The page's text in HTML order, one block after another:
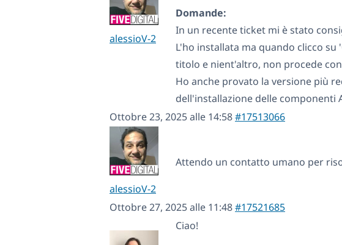
alessioV-2
Domande:
In un recente ticket mi è stato
L'ho installata ma quando clicco
titolo e nient'altro, non procede
Ho anche provato la versione più
dell'installazione delle componenti
Ottobre 23, 2025 alle 14:58#17513066
alessioV-2
Attendo un contatto umano per
Ottobre 27, 2025 alle 11:48#17521685
Ciao!